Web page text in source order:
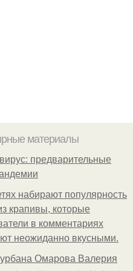
материалы
предварительные
набирают популярность
крапивы, которые
в комментариях
неожиданно вкусными.
Омарова Валерия